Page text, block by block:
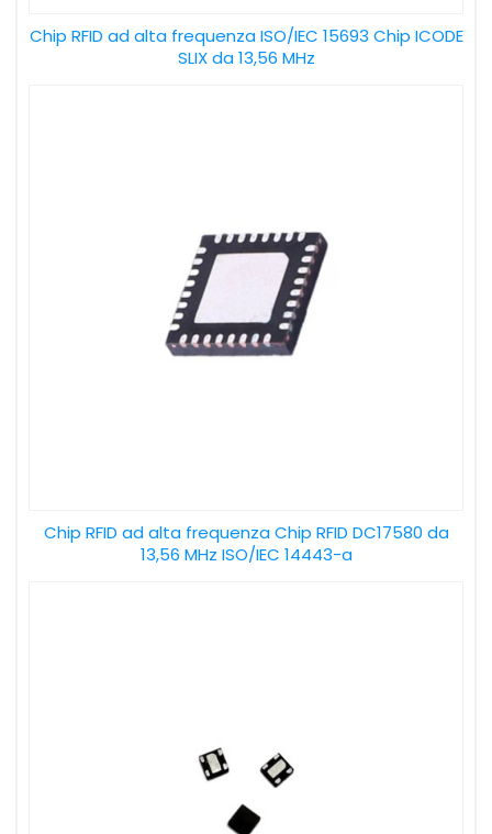
Chip RFID ad alta frequenza ISO/IEC 15693 Chip ICODE
SLIX da 13,56 MHz
Chip RFID ad alta frequenza Chip RFID DC17580 da
13,56 MHz ISO/IEC 14443-a